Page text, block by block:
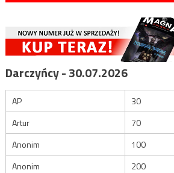
Darczyńcy - 30.07.2026
AP
30
Artur
70
Anonim
100
Anonim
200